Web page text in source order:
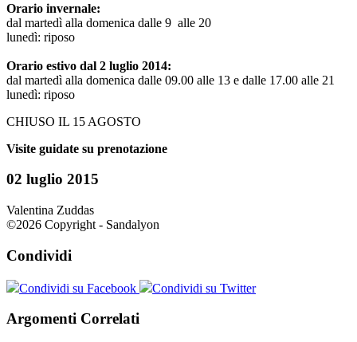
Orario invernale:
dal martedì alla domenica dalle 9 alle 20
lunedì: riposo
Orario estivo dal 2 luglio 2014:
dal martedì alla domenica dalle 09.00 alle 13 e dalle 17.00 alle 21
lunedì: riposo
CHIUSO IL 15 AGOSTO
Visite guidate su prenotazione
02 luglio 2015
Valentina Zuddas
©2026 Copyright - Sandalyon
Condividi
Condividi su Facebook Condividi su Twitter
Argomenti Correlati